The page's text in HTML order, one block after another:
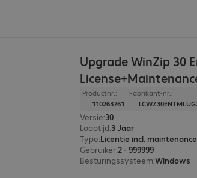
Upgrade WinZip 30
Productnr.:
110263761
Fabrikant-nr.:
Versie:30
Looptijd:3 Jaar
Type:Licentie incl.
Gebruiker:2 - 999999
Besturingssysteem:Windows